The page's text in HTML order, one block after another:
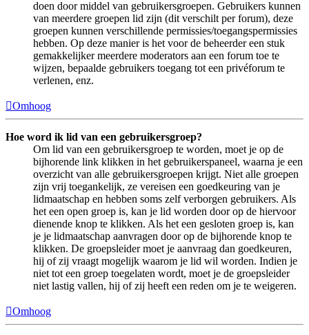
doen door middel van gebruikersgroepen. Gebruikers kunnen
van meerdere groepen lid zijn (dit verschilt per forum), deze
groepen kunnen verschillende permissies/toegangspermissies
hebben. Op deze manier is het voor de beheerder een stuk
gemakkelijker meerdere moderators aan een forum toe te
wijzen, bepaalde gebruikers toegang tot een privéforum te
verlenen, enz.
Omhoog
Hoe word ik lid van een gebruikersgroep?
Om lid van een gebruikersgroep te worden, moet je op de
bijhorende link klikken in het gebruikerspaneel, waarna je een
overzicht van alle gebruikersgroepen krijgt. Niet alle groepen
zijn vrij toegankelijk, ze vereisen een goedkeuring van je
lidmaatschap en hebben soms zelf verborgen gebruikers. Als
het een open groep is, kan je lid worden door op de hiervoor
dienende knop te klikken. Als het een gesloten groep is, kan
je je lidmaatschap aanvragen door op de bijhorende knop te
klikken. De groepsleider moet je aanvraag dan goedkeuren,
hij of zij vraagt mogelijk waarom je lid wil worden. Indien je
niet tot een groep toegelaten wordt, moet je de groepsleider
niet lastig vallen, hij of zij heeft een reden om je te weigeren.
Omhoog